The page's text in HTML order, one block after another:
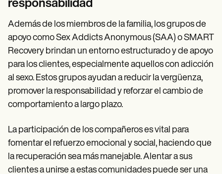
responsabilidad
Además de los miembros de la familia, los grupos de
apoyo como Sex Addicts Anonymous (SAA) o SMART
Recovery brindan un entorno estructurado y de apoyo
para los clientes, especialmente aquellos con adicción
al sexo. Estos grupos ayudan a reducir la vergüenza,
promover la responsabilidad y reforzar el cambio de
comportamiento a largo plazo.
La participación de los compañeros es vital para
fomentar el refuerzo emocional y social, haciendo que
la recuperación sea más manejable. Alentar a sus
clientes a unirse a estas comunidades puede ser una